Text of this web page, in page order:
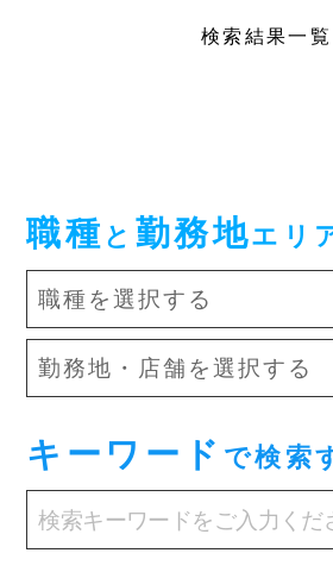
検索結果一覧
職種 と 勤務地エリ
キーワード で検索